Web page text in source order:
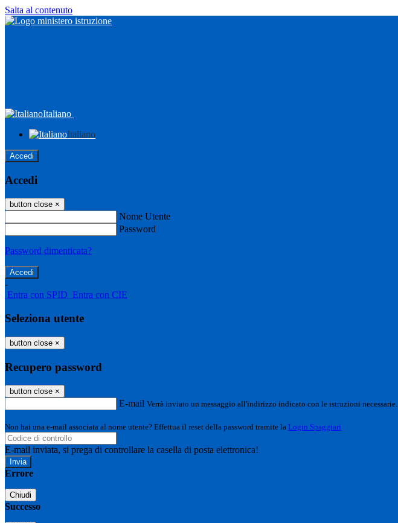
Salta al contenuto
Italiano
Italiano
Accedi
Accedi
button close ×
Nome Utente
Password
Password dimenticata?
-
Entra con SPID Entra con CIE
Seleziona utente
button close ×
Recupero password
button close ×
E-mail Verrà inviato un messaggio all'indirizzo indicato con le istruzioni necessarie.
Non hai una e-mail associata al nome utente? Effettua il reset della password tramite la Login Spaggiari
E-mail inviata, si prega di controllare la casella di posta elettronica!
Errore
Chiudi
Successo